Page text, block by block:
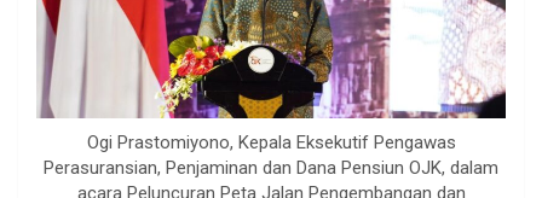
Ogi Prastomiyono, Kepala Eksekutif Pengawas
Perasuransian, Penjaminan dan Dana Pensiun OJK, dalam
acara Peluncuran Peta Jalan Pengembangan dan